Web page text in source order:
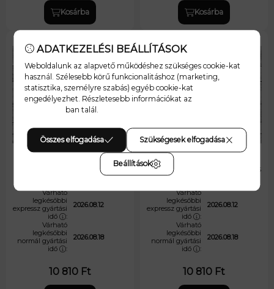
Mickey fiús szülinapi családi
Várható
legkésőbbi
expressz gyártási
idő
:
2026.08.12
Várható
legkésőbbi
normál gyártási
idő
:
2026.08.18
10 810 Ft
Mama-Anya-Mimi szivárványos
Várható
legkésőbbi
expressz gyártási
idő
:
2026.08.12
Várható
legkésőbbi
normál gyártási
idő
:
2026.08.18
10 810 Ft
ADATKEZELÉSI BEÁLLÍTÁSOK
Weboldalunk az alapvető működéshez szükséges cookie-kat
használ. Szélesebb körű funkcionalitáshoz (marketing,
statisztika, személyre szabás) egyéb cookie-kat
engedélyezhet. Részletesebb információkat az
ban talál.
Összes elfogadása Szükségesek elfogadása
Beállítások